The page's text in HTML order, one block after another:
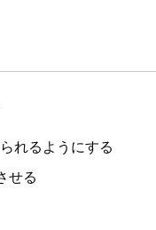
れるようにする
せる